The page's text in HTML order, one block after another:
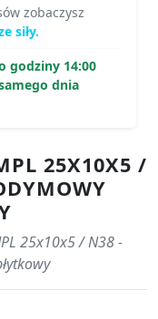
zobaczysz
siły.
godziny 14:00
dnia
25X10X5 /
25x10x5 / N38 -